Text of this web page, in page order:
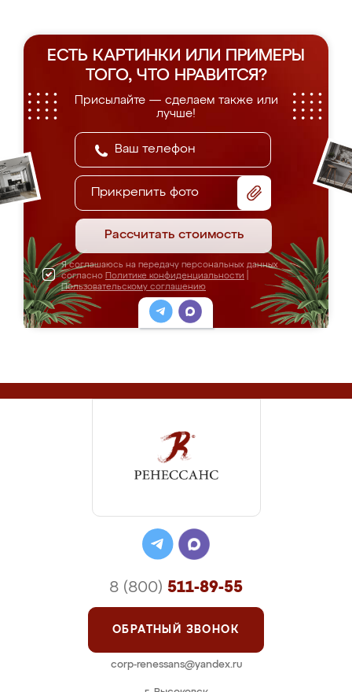
ЕСТЬ КАРТИНКИ ИЛИ ПРИМЕРЫ
ТОГО, ЧТО НРАВИТСЯ?
Присылайте — сделаем также или
лучше!
Прикрепить фото
Рассчитать стоимость
Я соглашаюсь на передачу персональных данных
согласно Политике конфиденциальности
Пользовательскому соглашению
8 (800) 511-89-55
ОБРАТНЫЙ ЗВОНОК
corp-renessans@yandex.ru